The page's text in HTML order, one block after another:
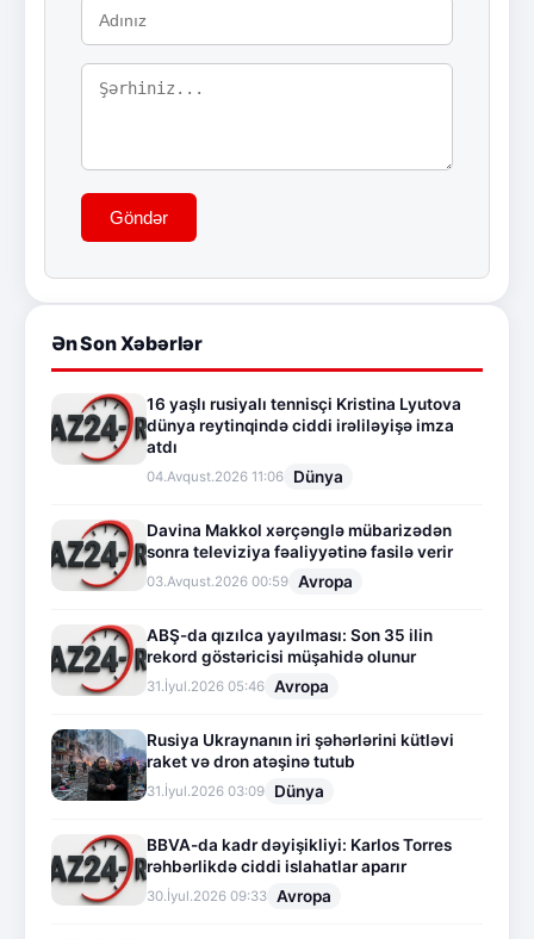
Göndər
Ən Son Xəbərlər
16 yaşlı rusiyalı tennisçi Kristina Lyutova
dünya reytinqində ciddi irəliləyişə imza
atdı
04.Avqust.2026 11:06 Dünya
Davina Makkol xərçənglə mübarizədən
sonra televiziya fəaliyyətinə fasilə verir
03.Avqust.2026 00:59 Avropa
ABŞ-da qızılca yayılması: Son 35 ilin
rekord göstəricisi müşahidə olunur
31.İyul.2026 05:46 Avropa
Rusiya Ukraynanın iri şəhərlərini kütləvi
raket və dron atəşinə tutub
31.İyul.2026 03:09 Dünya
BBVA-da kadr dəyişikliyi: Karlos Torres
rəhbərlikdə ciddi islahatlar aparır
30.İyul.2026 09:33 Avropa